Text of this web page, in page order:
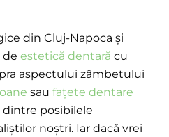
din Cluj-Napoca și
de estetică dentară cu
aspectului zâmbetului
sau fațete dentare
dintre posibilele
noștri. Iar dacă vrei